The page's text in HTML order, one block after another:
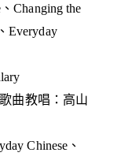
Changing the
Everyday
曲教唱：高山
Chinese、